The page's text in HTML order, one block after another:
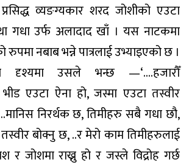
प्रसिद्ध व्यङग्यकार शरद जोशीको एउटा
उर्फ अलादाद खाँ । यस नाटकमा
नबाब भन्ने पात्रलाई उभ्याइएको छ ।
दृश्यमा उसले भन्छ —‘….हजारौँ
एउटा ऐना हो, जस्मा एउटा तस्वीर
निरर्थक छ, तिमीहरु सबै गधा छौ,
बोक्नु छ, ..र मेरो काम तिमीहरुलाई
र जोशमा राख्नु हो र जस्ले विद्रोह गर्छ